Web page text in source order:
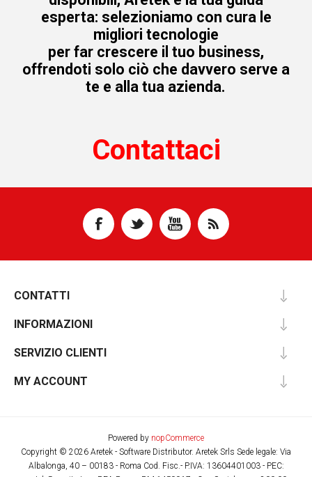
esperta: selezioniamo con cura le
migliori tecnologie
per far crescere il tuo business,
offrendoti solo ciò che davvero serve a
te e alla tua azienda.
Contattaci
CONTATTI
INFORMAZIONI
SERVIZIO CLIENTI
MY ACCOUNT
Powered by nopCommerce
Copyright © 2026 Aretek - Software Distributor. Aretek Srls Sede legale: Via
Albalonga, 40 – 00183 - Roma Cod. Fisc.- P.IVA: 13604401003 - PEC: